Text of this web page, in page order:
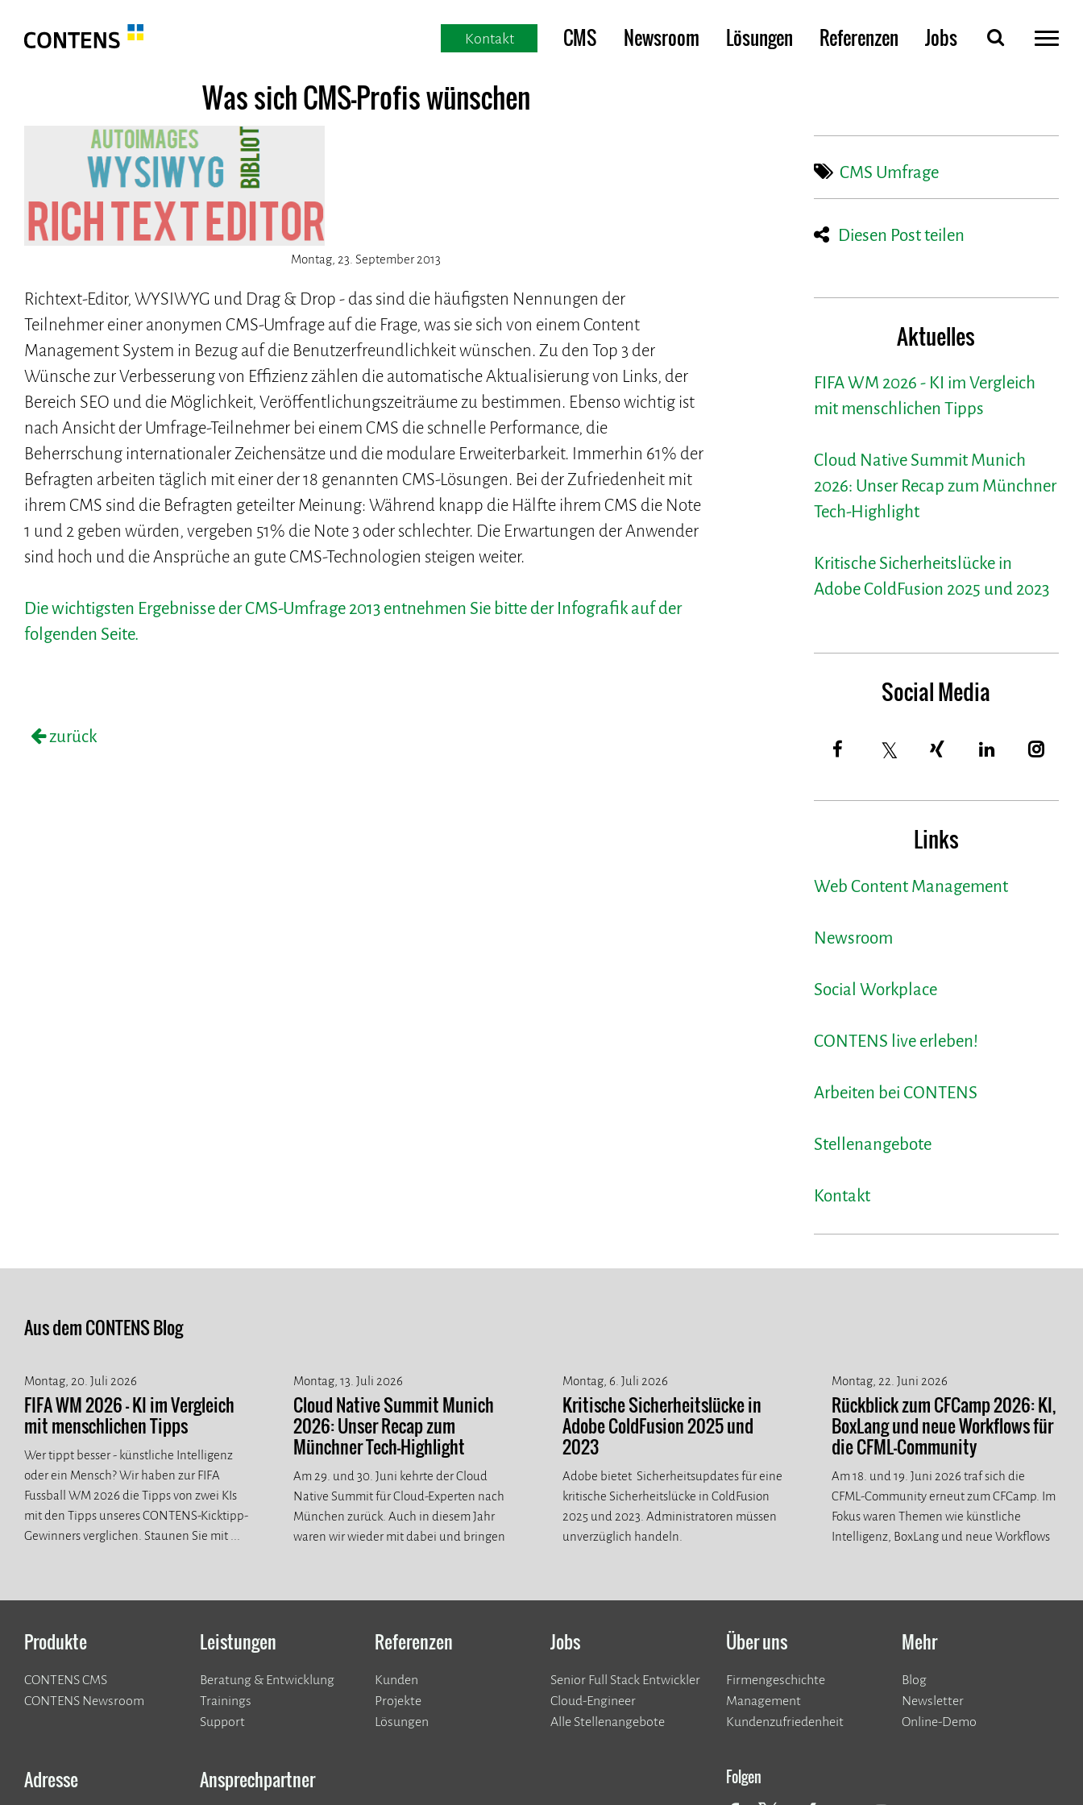
Kontakt CMS Newsroom Lösungen Referenzen Jobs
Was sich CMS-Profis wünschen
Montag, 23. September 2013
Richtext-Editor, WYSIWYG und Drag & Drop - das sind die häufigsten Nennungen der
Teilnehmer einer anonymen CMS-Umfrage auf die Frage, was sie sich von einem Content
Management System in Bezug auf die Benutzerfreundlichkeit wünschen. Zu den Top 3 der
Wünsche zur Verbesserung von Effizienz zählen die automatische Aktualisierung von Links, der
Bereich SEO und die Möglichkeit, Veröffentlichungszeiträume zu bestimmen. Ebenso wichtig ist
nach Ansicht der Umfrage-Teilnehmer bei einem CMS die schnelle Performance, die
Beherrschung internationaler Zeichensätze und die modulare Erweiterbarkeit. Immerhin 61% der
Befragten arbeiten täglich mit einer der 18 genannten CMS-Lösungen. Bei der Zufriedenheit mit
ihrem CMS sind die Befragten geteilter Meinung: Während knapp die Hälfte ihrem CMS die Note
1 und 2 geben würden, vergeben 51% die Note 3 oder schlechter. Die Erwartungen der Anwender
sind hoch und die Ansprüche an gute CMS-Technologien steigen weiter.
Die wichtigsten Ergebnisse der CMS-Umfrage 2013 entnehmen Sie bitte der Infografik auf der
folgenden Seite.
zurück
CMS Umfrage
Diesen Post teilen
Aktuelles
FIFA WM 2026 - KI im Vergleich
mit menschlichen Tipps
Cloud Native Summit Munich
2026: Unser Recap zum Münchner
Tech-Highlight
Kritische Sicherheitslücke in
Adobe ColdFusion 2025 und 2023
Social Media
Links
Web Content Management
Newsroom
Social Workplace
CONTENS live erleben!
Arbeiten bei CONTENS
Stellenangebote
Kontakt
Aus dem CONTENS Blog
Montag, 20. Juli 2026
FIFA WM 2026 - KI im Vergleich
mit menschlichen Tipps
Wer tippt besser - künstliche Intelligenz
oder ein Mensch? Wir haben zur FIFA
Fussball WM 2026 die Tipps von zwei KIs
mit den Tipps unseres CONTENS-Kicktipp-
Gewinners verglichen. Staunen Sie mit ...
Montag, 13. Juli 2026
Cloud Native Summit Munich
2026: Unser Recap zum
Münchner Tech-Highlight
Am 29. und 30. Juni kehrte der Cloud
Native Summit für Cloud-Experten nach
München zurück. Auch in diesem Jahr
waren wir wieder mit dabei und bringen
Montag, 6. Juli 2026
Kritische Sicherheitslücke in
Adobe ColdFusion 2025 und
2023
Adobe bietet Sicherheitsupdates für eine
kritische Sicherheitslücke in ColdFusion
2025 und 2023. Administratoren müssen
unverzüglich handeln.
Montag, 22. Juni 2026
Rückblick zum CFCamp 2026: KI,
BoxLang und neue Workflows für
die CFML-Community
Am 18. und 19. Juni 2026 traf sich die
CFML-Community erneut zum CFCamp. Im
Fokus waren Themen wie künstliche
Intelligenz, BoxLang und neue Workflows
Produkte
CONTENS CMS
CONTENS Newsroom
Leistungen
Beratung & Entwicklung
Trainings
Support
Referenzen
Kunden
​​​​​​​Projekte
Lösungen
Jobs
Senior Full Stack Entwickler
Cloud-Engineer
Alle Stellenangebote
Über uns
Firmengeschichte
Management
Kundenzufriedenheit
Mehr
Blog
Newsletter
Online-Demo
Adresse Ansprechpartner Folgen